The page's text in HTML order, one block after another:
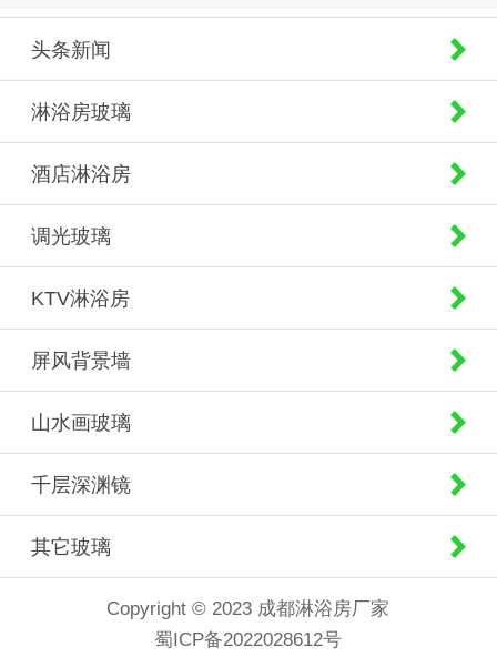
头条新闻
淋浴房玻璃
酒店淋浴房
调光玻璃
KTV淋浴房
屏风背景墙
山水画玻璃
千层深渊镜
其它玻璃
Copyright © 2023 成都淋浴房厂家
蜀ICP备2022028612号